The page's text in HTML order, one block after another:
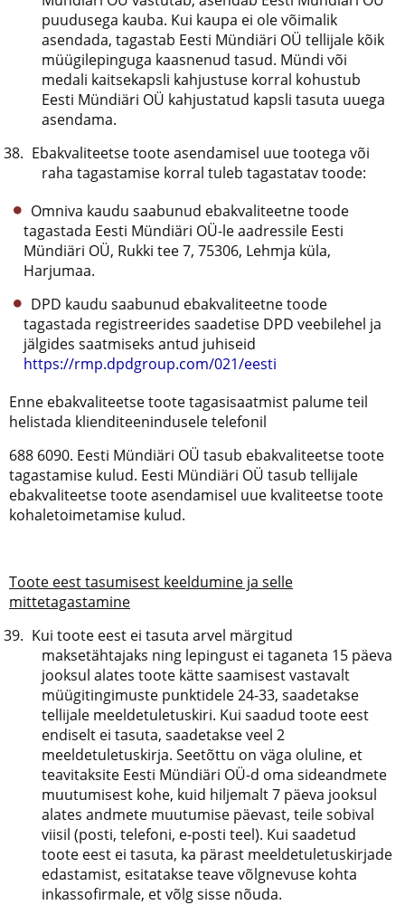
puudusega kauba. Kui kaupa ei ole võimalik
asendada, tagastab Eesti Mündiäri OÜ tellijale kõik
müügilepinguga kaasnenud tasud. Mündi või
medali kaitsekapsli kahjustuse korral kohustub
Eesti Mündiäri OÜ kahjustatud kapsli tasuta uuega
asendama.
Ebakvaliteetse toote asendamisel uue tootega või
raha tagastamise korral tuleb tagastatav toode:
Omniva kaudu saabunud ebakvaliteetne toode
tagastada Eesti Mündiäri OÜ-le aadressile Eesti
Mündiäri OÜ, Rukki tee 7, 75306, Lehmja küla,
Harjumaa.
DPD kaudu saabunud ebakvaliteetne toode
tagastada registreerides saadetise DPD veebilehel ja
jälgides saatmiseks antud juhiseid
https://rmp.dpdgroup.com/021/eesti
Enne ebakvaliteetse toote tagasisaatmist palume teil
helistada klienditeenindusele telefonil
688 6090. Eesti Mündiäri OÜ tasub ebakvaliteetse toote
tagastamise kulud. Eesti Mündiäri OÜ tasub tellijale
ebakvaliteetse toote asendamisel uue kvaliteetse toote
kohaletoimetamise kulud.
Toote eest tasumisest keeldumine ja selle
mittetagastamine
Kui toote eest ei tasuta arvel märgitud
maksetähtajaks ning lepingust ei taganeta 15 päeva
jooksul alates toote kätte saamisest vastavalt
müügitingimuste punktidele 24-33, saadetakse
tellijale meeldetuletuskiri. Kui saadud toote eest
endiselt ei tasuta, saadetakse veel 2
meeldetuletuskirja. Seetõttu on väga oluline, et
teavitaksite Eesti Mündiäri OÜ-d oma sideandmete
muutumisest kohe, kuid hiljemalt 7 päeva jooksul
alates andmete muutumise päevast, teile sobival
viisil (posti, telefoni, e-posti teel). Kui saadetud
toote eest ei tasuta, ka pärast meeldetuletuskirjade
edastamist, esitatakse teave võlgnevuse kohta
inkassofirmale, et võlg sisse nõuda.